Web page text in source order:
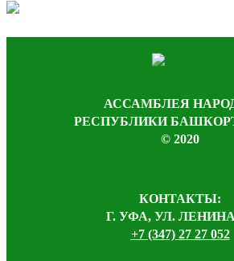
АССАМБЛЕЯ
РЕСПУБЛИКИ
© 2020
КОНТАКТЫ:
Г. УФА, УЛ.
+7 (347) 27 27 052